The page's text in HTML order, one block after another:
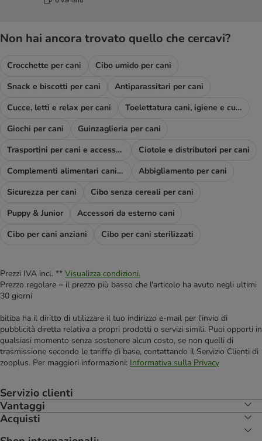
Non hai ancora trovato quello che cercavi?
Crocchette per cani
Cibo umido per cani
Snack e biscotti per cani
Antiparassitari per cani
Cucce, letti e relax per cani
Toelettatura cani, igiene e cura
Giochi per cani
Guinzaglieria per cani
Trasportini per cani e accessori viaggio
Ciotole e distributori per cani
Complementi alimentari cani e diete
Abbigliamento per cani
Sicurezza per cani
Cibo senza cereali per cani
Puppy & Junior
Accessori da esterno cani
Cibo per cani anziani
Cibo per cani sterilizzati
Prezzi IVA incl. ** Visualizza condizioni.
Prezzo regolare = il prezzo più basso che l'articolo ha avuto negli ultimi
30 giorni
bitiba ha il diritto di utilizzare il tuo indirizzo e-mail per l'invio di
pubblicità diretta relativa a propri prodotti o servizi simili. Puoi opporti in
qualsiasi momento senza sostenere alcun costo, se non quelli di
trasmissione secondo le tariffe di base, contattando il Servizio Clienti di
zooplus. Per maggiori informazioni: Informativa sulla Privacy
Servizio clienti
Vantaggi
Acquisti